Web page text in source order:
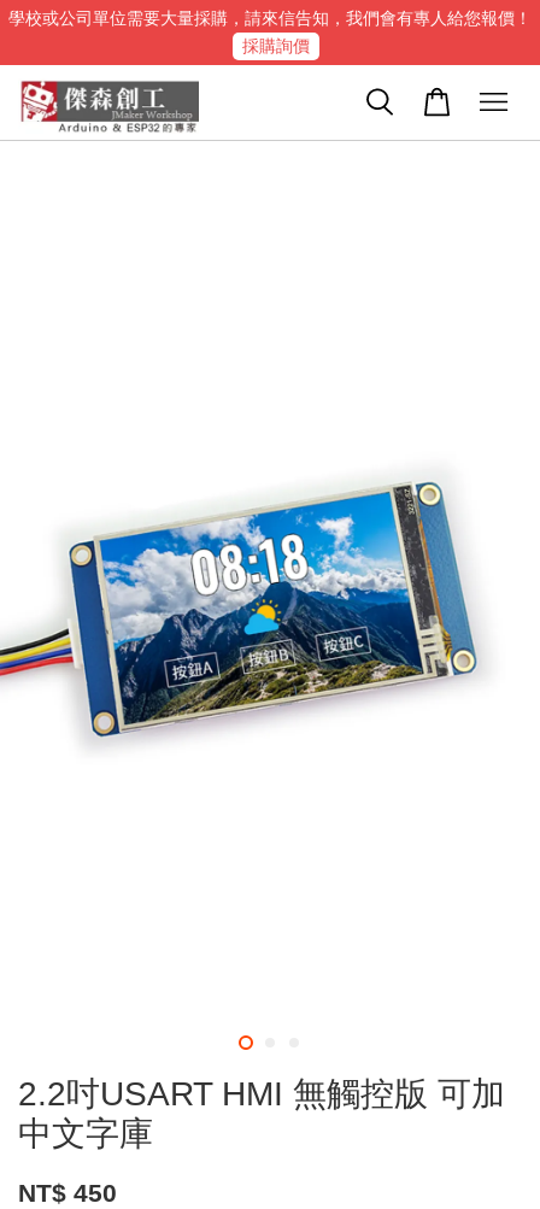
學校或公司單位需要大量採購，請來信告知，我們會有專人給您報價！
採購詢價
2.2吋USART HMI 無觸控版 可加
中文字庫
NT$ 450